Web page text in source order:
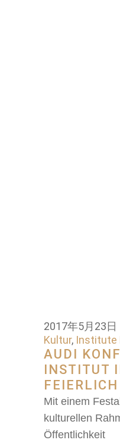
2017年5月23日
Kultur, Institute
AUDI
INSTITUT
Mit einem
kulturellen
Öffentlichkeit